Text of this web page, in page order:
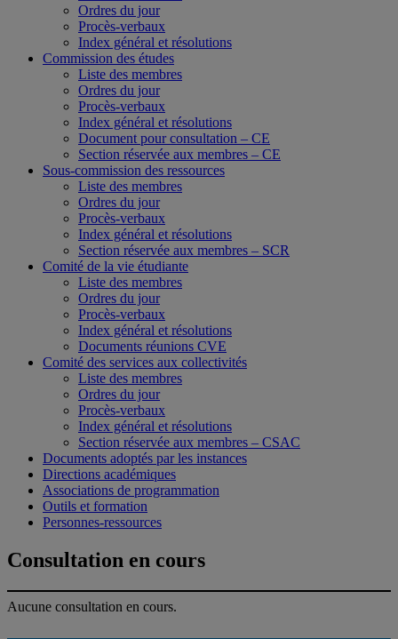
Ordres du jour
Procès-verbaux
Index général et résolutions
Commission des études
Liste des membres
Ordres du jour
Procès-verbaux
Index général et résolutions
Document pour consultation – CE
Section réservée aux membres – CE
Sous-commission des ressources
Liste des membres
Ordres du jour
Procès-verbaux
Index général et résolutions
Section réservée aux membres – SCR
Comité de la vie étudiante
Liste des membres
Ordres du jour
Procès-verbaux
Index général et résolutions
Documents réunions CVE
Comité des services aux collectivités
Liste des membres
Ordres du jour
Procès-verbaux
Index général et résolutions
Section réservée aux membres – CSAC
Documents adoptés par les instances
Directions académiques
Associations de programmation
Outils et formation
Personnes-ressources
Consultation en cours
Aucune consultation en cours.